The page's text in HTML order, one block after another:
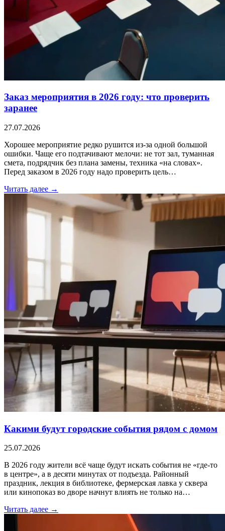
Заказ мероприятия в 2026 году: что проверить
заранее
27.07.2026
Хорошее мероприятие редко рушится из-за одной большой
ошибки. Чаще его подтачивают мелочи: не тот зал, туманная
смета, подрядчик без плана замены, техника «на словах».
Перед заказом в 2026 году надо проверить цель…
Читать далее →
Какими будут городские события рядом с домом
25.07.2026
В 2026 году жители всё чаще будут искать события не «где-то
в центре», а в десяти минутах от подъезда. Районный
праздник, лекция в библиотеке, фермерская лавка у сквера
или кинопоказ во дворе начнут влиять не только на…
Читать далее →